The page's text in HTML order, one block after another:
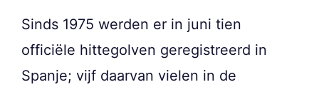
Sinds 1975 werden er in juni tien
officiële hittegolven geregistreerd in
Spanje; vijf daarvan vielen in de